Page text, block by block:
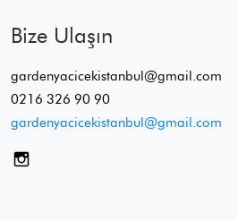
Bize Ulaşın
gardenyacicekistanbul@gmail.com
0216 326 90 90
gardenyacicekistanbul@gmail.com